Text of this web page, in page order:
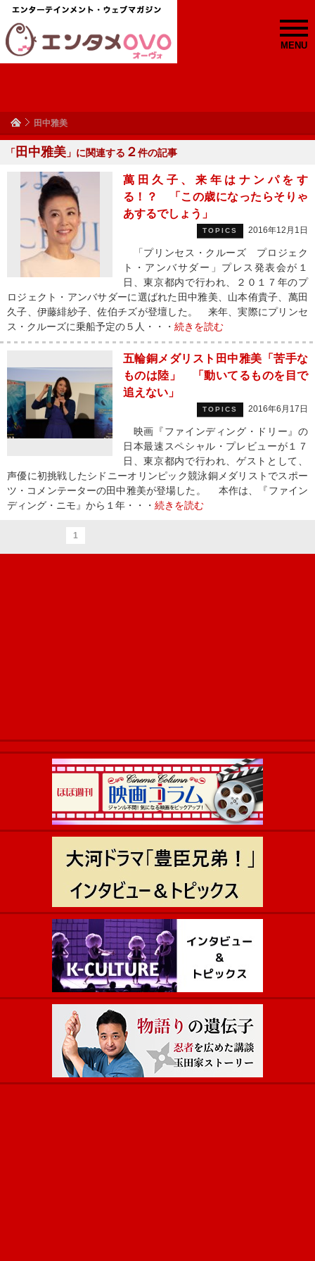
MENU
田中雅美
「 田中雅美 」に関連する ２件の記事
萬田久子、来年はナンパをす
る！？ 「この歳になったらそりゃ
あするでしょう」
TOPICS 2016年12月1日
「プリンセス・クルーズ プロジェク
ト・アンバサダー」プレス発表会が１
日、東京都内で行われ、２０１７年のプ
ロジェクト・アンバサダーに選ばれた田中雅美、山本侑貴子、萬田
久子、伊藤緋紗子、佐伯チズが登壇した。 来年、実際にプリンセ
ス・クルーズに乗船予定の５人・・・ 続きを読む
五輪銅メダリスト田中雅美「苦手な
ものは陸」 「動いてるものを目で
追えない」
TOPICS 2016年6月17日
映画『ファインディング・ドリー』の
日本最速スペシャル・プレビューが１７
日、東京都内で行われ、ゲストとして、
声優に初挑戦したシドニーオリンピック競泳銅メダリストでスポー
ツ・コメンテーターの田中雅美が登場した。 本作は、『ファイン
ディング・ニモ』から１年・・・ 続きを読む
1